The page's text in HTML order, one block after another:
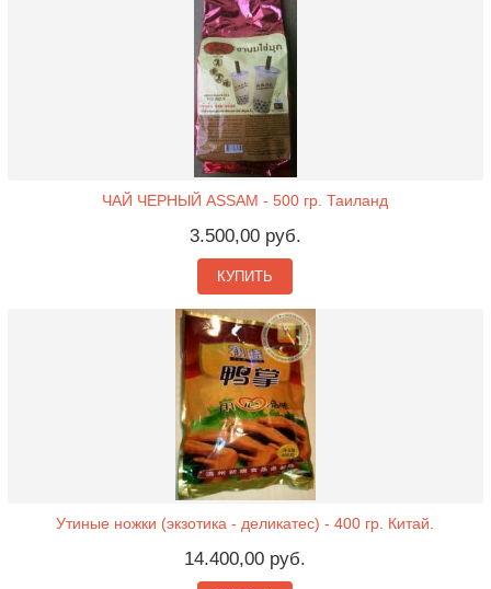
ЧАЙ ЧЕРНЫЙ ASSAM - 500 гр. Таиланд
3.500,00 руб.
КУПИТЬ
Утиные ножки (экзотика - деликатес) - 400 гр. Китай.
14.400,00 руб.